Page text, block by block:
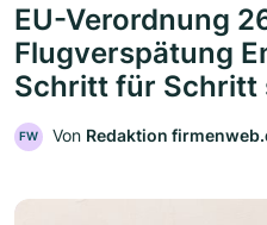
EU-Verordnung
Flugverspätung
Schritt für Schritt
FW Von Redaktion